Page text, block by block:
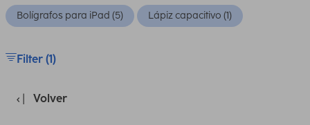
Bolígrafos para iPad (5) Lápiz capacitivo (1)
Filter (1)
Volver